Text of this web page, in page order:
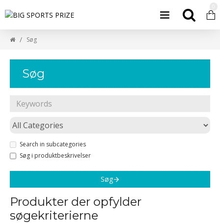
Søg
Søg
Search in subcategories
Søg i produktbeskrivelser
Søg
Produkter der opfylder
søgekriterierne